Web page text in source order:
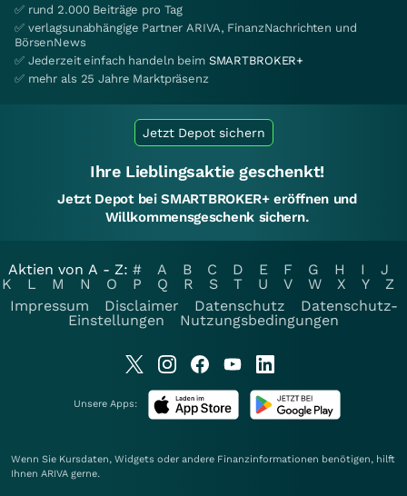
✅ rund 2.000 Beiträge pro Tag
✅ verlagsunabhängige Partner ARIVA, FinanzNachrichten und
BörsenNews
✅ Jederzeit einfach handeln beim SMARTBROKER+
✅ mehr als 25 Jahre Marktpräsenz
Jetzt Depot sichern
Ihre Lieblingsaktie geschenkt!
Jetzt Depot bei SMARTBROKER+ eröffnen und
Willkommensgeschenk sichern.
Aktien von A - Z: # A B C D E F G H I
J
K
L M N O P Q R S T U V W X Y
Z
Impressum
Disclaimer Datenschutz
Datenschutz-
Einstellungen
Nutzungsbedingungen
Unsere Apps:
Wenn Sie Kursdaten, Widgets oder andere Finanzinformationen benötigen, hilft
Ihnen ARIVA gerne.